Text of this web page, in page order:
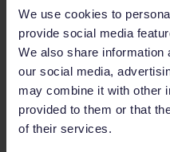
We use cookies to
provide social media
We also share information
our social media,
may combine it with other
provided to them or that
of their services.
meilleurs
Utilisez les règles
pour optimiser,
produits. Avec